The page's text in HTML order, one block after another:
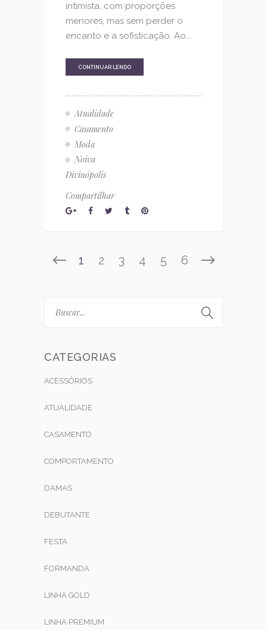
intimista, com proporções
menores, mas sem perder o
encanto e a sofisticação. Ao...
CONTINUAR LENDO
Atualidade
Casamento
Moda
Noiva
Divinópolis
Compartilhar
1 2 3 4 5 6
CATEGORIAS
ACESSÓRIOS
ATUALIDADE
CASAMENTO
COMPORTAMENTO
DAMAS
DEBUTANTE
FESTA
FORMANDA
LINHA GOLD
LINHA PREMIUM